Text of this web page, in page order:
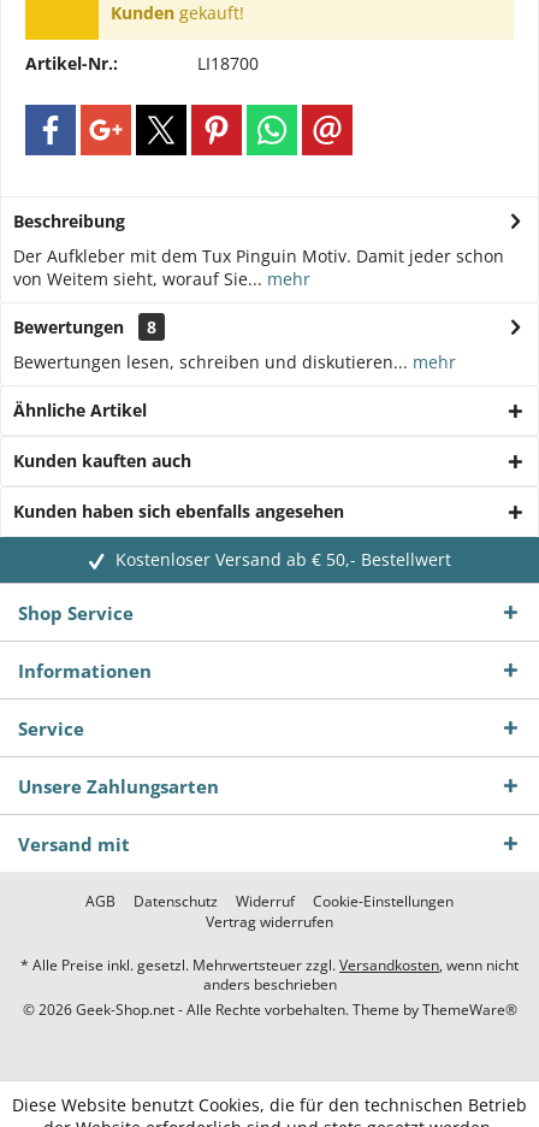
Kundengekauft!
Artikel-Nr.: LI18700
Beschreibung
Der Aufkleber mit dem Tux Pinguin Motiv. Damit jeder schon
von Weitem sieht, worauf Sie... mehr
Bewertungen
8
Bewertungen lesen, schreiben und diskutieren... mehr
Ähnliche Artikel
Kunden kauften auch
Kunden haben sich ebenfalls angesehen
Kostenloser Versand ab € 50,- Bestellwert
Shop Service
Informationen
Service
Unsere Zahlungsarten
Versand mit
AGB Datenschutz Widerruf
Cookie-Einstellungen
Vertrag widerrufen
* Alle Preise inkl. gesetzl. Mehrwertsteuer zzgl.Versandkosten, wenn nicht
anders beschrieben
© 2026 Geek-Shop.net - Alle Rechte vorbehalten. Theme byThemeWare®
Diese Website benutzt Cookies, die für den technischen Betrieb